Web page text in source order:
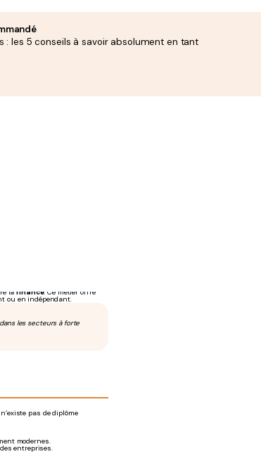
: les 5 conseils à savoir absolument en tant
lafinance. Ce métier offre
ou en indépendant.
les secteurs à forte
pas de diplôme
modernes.
entreprises.